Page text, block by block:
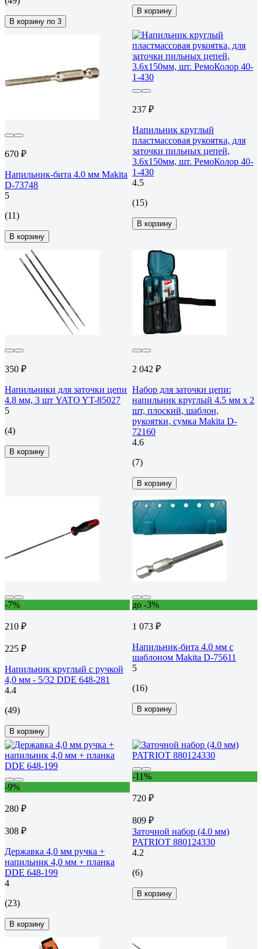
В корзину по 3
В корзину
670 ₽
Напильник-бита 4.0 мм Makita
D-73748
5
(11)
В корзину
237 ₽
Напильник круглый
пластмассовая рукоятка, для
заточки пильных цепей,
3.6х150мм, шт. РемоКолор 40-
1-430
4.5
(15)
В корзину
350 ₽
Напильники для заточки цепи
4.8 мм, 3 шт YATO YT-85027
5
(4)
В корзину
2 042 ₽
Набор для заточки цепи:
напильник круглый 4.5 мм х 2
шт, плоский, шаблон,
рукоятки, сумка Makita D-
72160
4.6
(7)
В корзину
-7%
210 ₽
225 ₽
Напильник круглый с ручкой
4,0 мм - 5/32 DDE 648-281
4.4
(49)
В корзину
до -3%
1 073 ₽
Напильник-бита 4.0 мм с
шаблоном Makita D-75611
5
(16)
В корзину
-9%
280 ₽
308 ₽
Державка 4,0 мм ручка +
напильник 4,0 мм + планка
DDE 648-199
4
(23)
В корзину
-11%
720 ₽
809 ₽
Заточной набор (4.0 мм)
PATRIOT 880124330
4.2
(6)
В корзину